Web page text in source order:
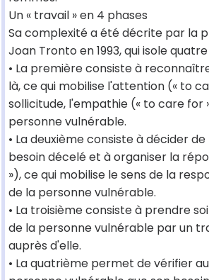
Un « travail » en 4 phases
Sa complexité a été décrite par la
Joan Tronto en 1993, qui isole
• La première consiste à
là, ce qui mobilise l'attention (« to
sollicitude, l'empathie (« to care for
personne vulnérable.
• La deuxième consiste à décider
besoin décelé et à organiser la
»), ce qui mobilise le sens de la
de la personne vulnérable.
• La troisième consiste à prendre
de la personne vulnérable par un
auprès d'elle.
• La quatrième permet de vérifier